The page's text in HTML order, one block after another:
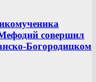
совершил
Богородицком